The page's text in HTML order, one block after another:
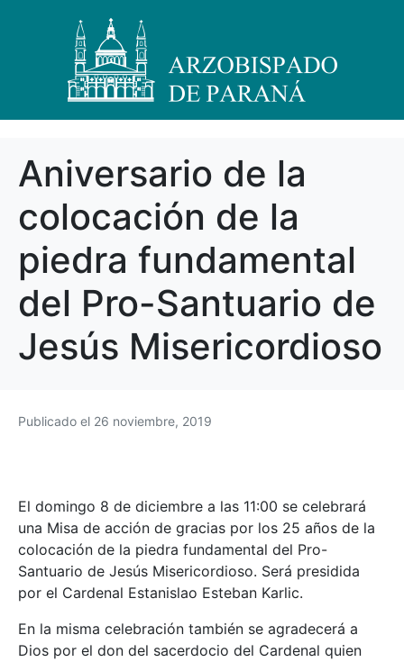
Aniversario de la
colocación de la
piedra fundamental
del Pro-Santuario de
Jesús Misericordioso
Publicado el 26 noviembre, 2019
El domingo 8 de diciembre a las 11:00 se celebrará
una Misa de acción de gracias por los 25 años de la
colocación de la piedra fundamental del Pro-
Santuario de Jesús Misericordioso. Será presidida
por el Cardenal Estanislao Esteban Karlic.
En la misma celebración también se agradecerá a
Dios por el don del sacerdocio del Cardenal quien